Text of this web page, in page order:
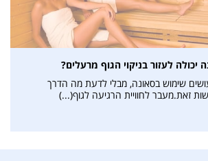
יכולה לעזור בניקוי הגוף מרעלים?
שימוש בסאונה, מבלי לדעת מה הדרך
זאת.מעבר לחוויית הרגיעה לגוף(...)